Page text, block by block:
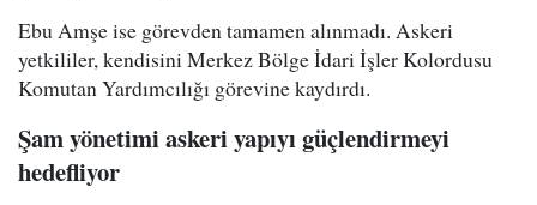
Ebu Amşe ise görevden tamamen alınmadı. Askeri
yetkililer, kendisini Merkez Bölge İdari İşler Kolordusu
Komutan Yardımcılığı görevine kaydırdı.
Şam yönetimi askeri yapıyı güçlendirmeyi
hedefliyor